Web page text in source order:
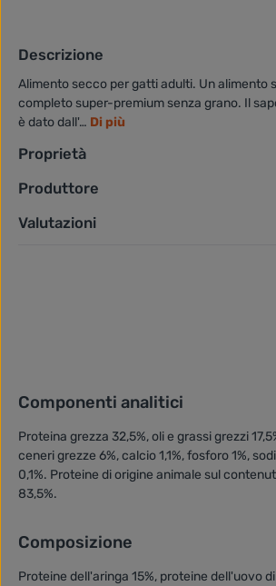
Descrizione
Alimento secco per gatti adulti. Un alimento
completo super-premium senza grano. Il
è dato dall'… Di più
Proprietà
Produttore
Valutazioni
Componenti analitici
Proteina grezza 32,5%, oli e grassi grezzi
ceneri grezze 6%, calcio 1,1%, fosforo 1%,
0,1%. Proteine di origine animale sul
83,5%.
Composizione
Proteine dell'aringa 15%, proteine dell'uovo di